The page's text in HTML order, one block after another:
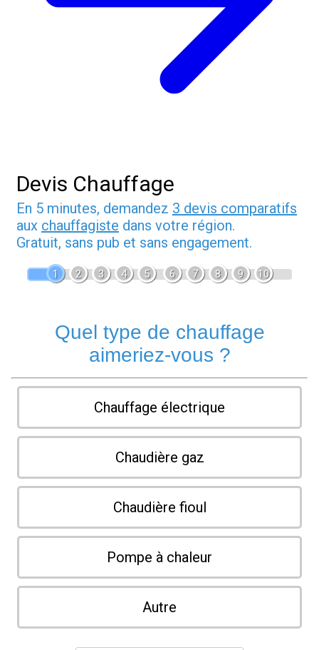
Devis Chauffage
En 5 minutes, demandez 3 devis comparatifs
aux chauffagiste dans votre région.
Gratuit, sans pub et sans engagement.
1 2 3 4 5 6 7 8 9 10
Quel type de chauffage
aimeriez-vous ?
Chauffage électrique
Chaudière gaz
Chaudière fioul
Pompe à chaleur
Autre